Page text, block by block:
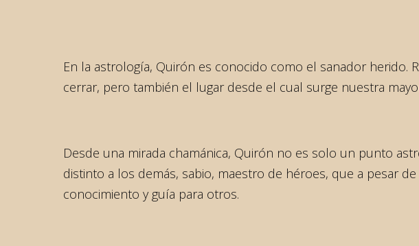
En la astrología, Quirón es conocido como el sanador herido.
cerrar, pero también el lugar desde el cual surge nuestra
Desde una mirada chamánica, Quirón no es solo un punto
distinto a los demás, sabio, maestro de héroes, que a pesar
conocimiento y guía para otros.